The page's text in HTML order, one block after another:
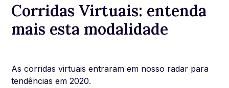
Corridas Virtuais: entenda
mais esta modalidade
As corridas virtuais entraram em nosso radar para
tendências em 2020.